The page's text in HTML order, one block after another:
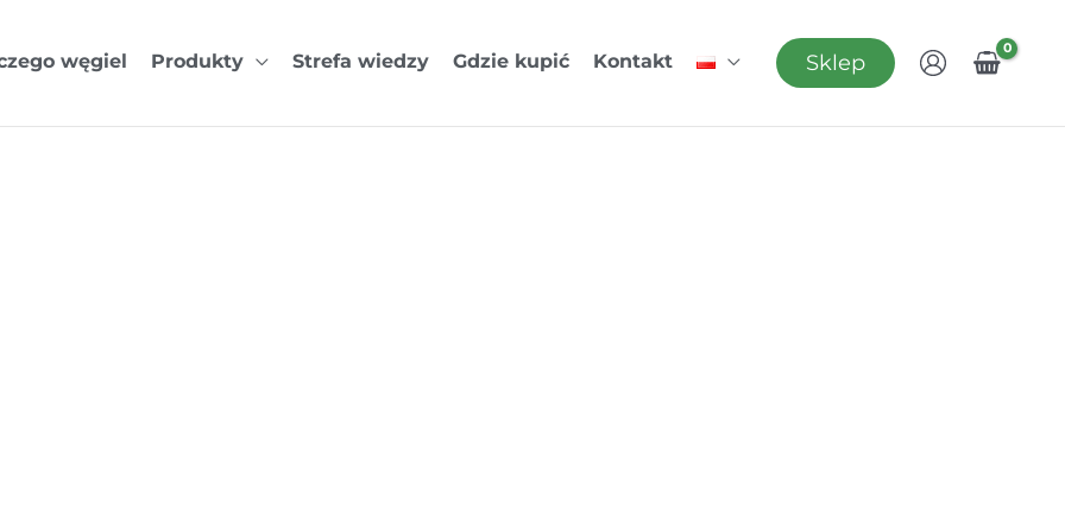
węgiel Produkty Strefa wiedzy Gdzie kupić Kontakt Sklep